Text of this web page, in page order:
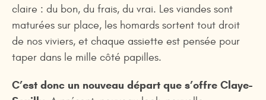
claire : du bon, du frais, du vrai. Les viandes sont
maturées sur place, les homards sortent tout droit
de nos viviers, et chaque assiette est pensée pour
taper dans le mille côté papilles.
C’est donc un nouveau départ que s’offre Claye-